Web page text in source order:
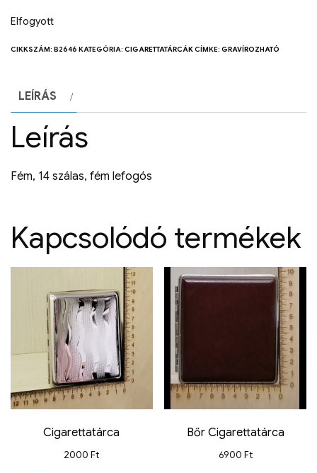
Elfogyott
CIKKSZÁM: B2646 KATEGÓRIA: CIGARETTATÁRCÁKCÍMKE: GRAVÍROZHATÓ
LEÍRÁS
Leírás
Fém, 14 szálas, fém lefogós
Kapcsolódó termékek
Cigarettatárca
2000Ft
Bőr Cigarettatárca
6900 Ft